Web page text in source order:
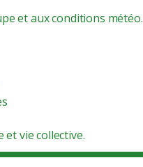
et aux conditions météo.
vie collective.